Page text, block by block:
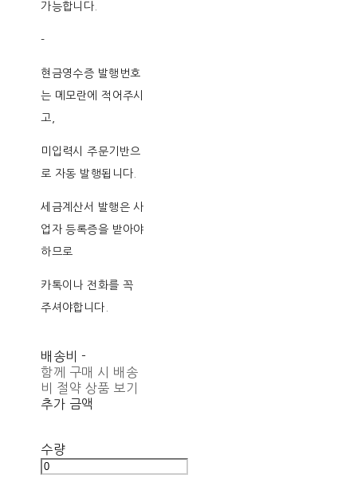
가능합니다.
-
현금영수증 발행번호
는 메모란에 적어주시
고,
미입력시 주문기반으
로 자동 발행됩니다.
세금계산서 발행은 사
업자 등록증을 받아야
하므로
카톡이나 전화를 꼭
주셔야합니다.
배송비 -
함께 구매 시 배송
비 절약 상품 보기
추가 금액
수량